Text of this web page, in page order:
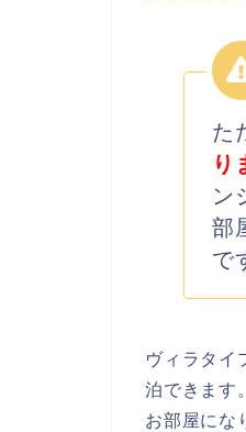
た
り
ン
部
で
ヴィラタイ
泊できます
お部屋にな